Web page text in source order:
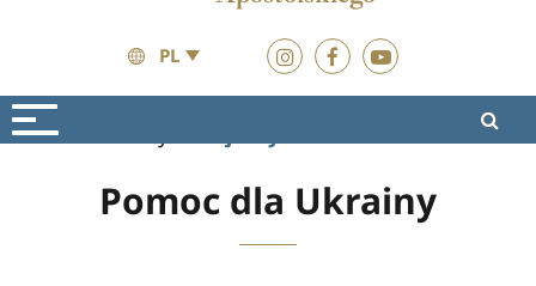
PL
Pomoc dla Ukrainy